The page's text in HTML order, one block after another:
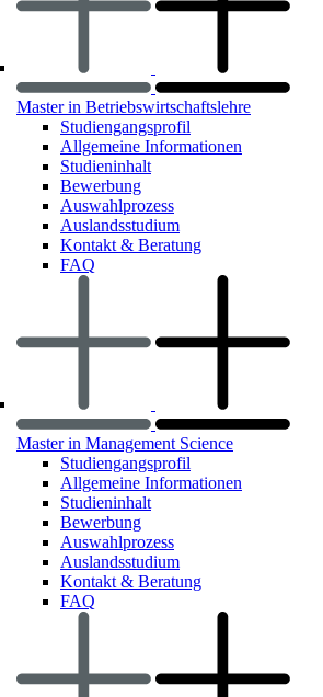
Master in Betriebswirtschaftslehre
Studiengangsprofil
Allgemeine Informationen
Studieninhalt
Bewerbung
Auswahlprozess
Auslandsstudium
Kontakt & Beratung
FAQ
Master in Management Science
Studiengangsprofil
Allgemeine Informationen
Studieninhalt
Bewerbung
Auswahlprozess
Auslandsstudium
Kontakt & Beratung
FAQ